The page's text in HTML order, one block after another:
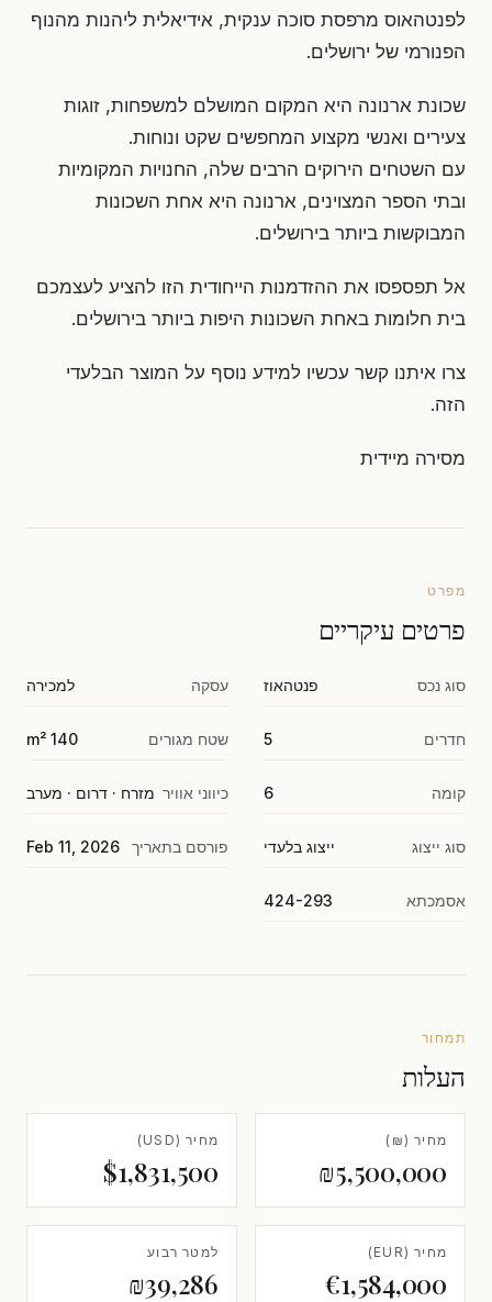
לפנטהאוס מרפסת סוכה ענקית, אידיאלית ליהנות מהנוף
הפנורמי של ירושלים.
שכונת ארנונה היא המקום המושלם למשפחות, זוגות
צעירים ואנשי מקצוע המחפשים שקט ונוחות.
עם השטחים הירוקים הרבים שלה, החנויות המקומיות
ובתי הספר המצוינים, ארנונה היא אחת השכונות
המבוקשות ביותר בירושלים.
אל תפספסו את ההזדמנות הייחודית הזו להציע לעצמכם
בית חלומות באחת השכונות היפות ביותר בירושלים.
צרו איתנו קשר עכשיו למידע נוסף על המוצר הבלעדי
הזה.
מסירה מיידית
מפרט
פרטים עיקריים
סוג נכס פנטהאוז עסקה למכירה
חדרים 5 שטח מגורים 140 m²
קומה 6 כיווני אוויר מזרח · דרום · מערב
סוג ייצוג ייצוג בלעדי פורסם בתאריך Feb 11, 2026
אסמכתא 424-293
תמחור
העלות
מחיר (₪)
₪5,500,000
מחיר (USD)
$1,831,500
מחיר (EUR)
€1,584,000
למטר רבוע
₪39,286